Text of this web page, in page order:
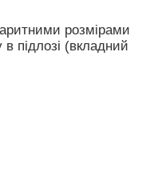
розмірами
підлозі (вкладний